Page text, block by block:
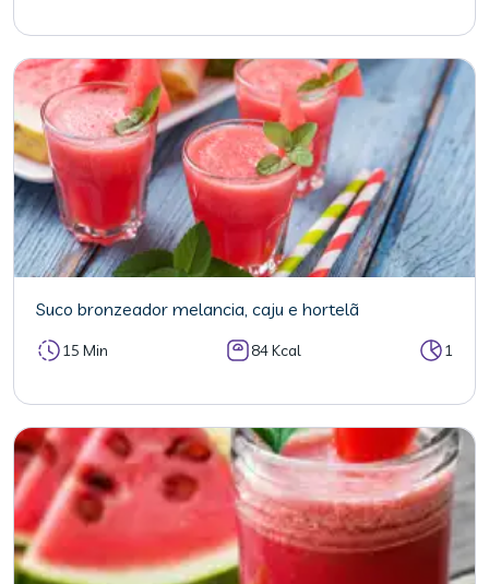
Suco bronzeador melancia, caju e hortelã
15 Min 84 Kcal 1